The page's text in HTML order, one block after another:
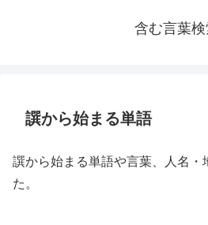
含む言葉検
譔から始まる単語
譔から始まる単語や言葉、人名・
た。